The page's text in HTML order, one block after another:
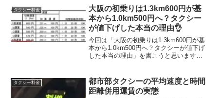
いと思います。殆どの乗務員はメーター
の乗車ボタンを押すのは...
タクシー料金
大阪の初乗りは1.3km600円が基
本から1.0km500円へ？タクシー
が値下げした本当の理由👌
今回は「大阪の初乗りは1.3km600円が基
本から1.0km500円へ？タクシーが値下げ
した本当の理由」を書こうと思います。
1,040ｍで600円、加算料金は2...
タクシー料金
都市部タクシーの平均速度と時間
距離併用運賃の実態